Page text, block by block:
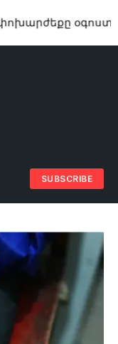
SUBSCRIBE